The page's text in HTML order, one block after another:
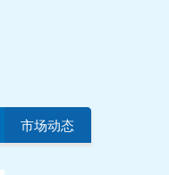
市场动态